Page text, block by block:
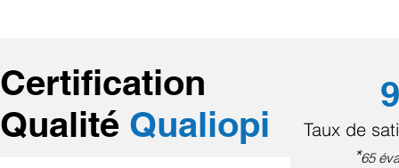
Certification
Qualité Qualiopi
Taux de
*65